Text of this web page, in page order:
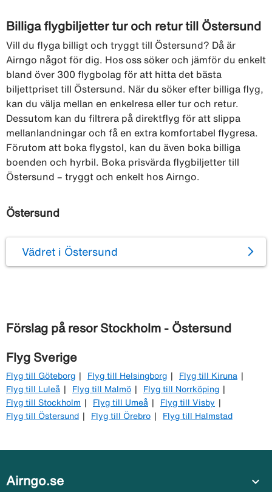
Billiga flygbiljetter tur och retur till Östersund
Vill du flyga billigt och tryggt till Östersund? Då är
Airngo något för dig. Hos oss söker och jämför du enkelt
bland över 300 flygbolag för att hitta det bästa
biljettpriset till Östersund. När du söker efter billiga flyg,
kan du välja mellan en enkelresa eller tur och retur.
Dessutom kan du filtrera på direktflyg för att slippa
mellanlandningar och få en extra komfortabel flygresa.
Förutom att boka flygstol, kan du även boka billiga
boenden och hyrbil. Boka prisvärda flygbiljetter till
Östersund – tryggt och enkelt hos Airngo.
Östersund
Vädret i Östersund
Förslag på resor Stockholm - Östersund
Flyg Sverige
Flyg till Göteborg Flyg till Helsingborg
Flyg till Kiruna
Flyg till Luleå
Flyg till Malmö
Flyg till Norrköping
Flyg till Stockholm
Flyg till Umeå
Flyg till Visby
Flyg till Östersund
Flyg till Örebro Flyg till Halmstad
Airngo.se expand_more